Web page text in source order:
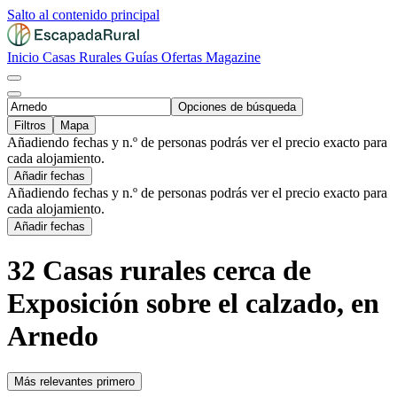
Salto al contenido principal
Inicio Casas Rurales Guías Ofertas Magazine
Opciones de búsqueda
Filtros
Mapa
Añadiendo fechas y n.º de personas podrás ver el precio exacto para
cada alojamiento.
Añadir fechas
Añadiendo fechas y n.º de personas podrás ver el precio exacto para
cada alojamiento.
Añadir fechas
32 Casas rurales cerca de
Exposición sobre el calzado, en
Arnedo
Más relevantes primero